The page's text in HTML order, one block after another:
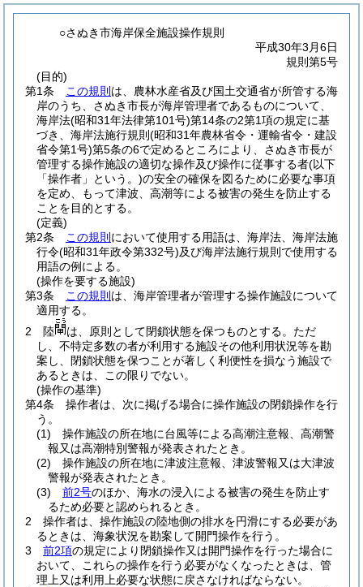
○さぬき市海岸保全施設操作規則
平成30年3月6日
規則第5号
(目的)
第1条
この規則 は、農林水産省及び国土交通省が所管する海
岸のうち、さぬき市長が海岸管理者であるものについて、
海岸法(昭和31年法律第101号)第14条の2第1項の規定に基
づき、海岸法施行規則 (昭和31年農林省令・運輸省令・建設
省令第1号)第5条の6で定めるところにより、さぬき市長が
管理する操作施設の適切な操作及び操作に従事する者(以下
「操作者」という。)の安全の確保を図るために必要な事項
を定め、もって津波、高潮等による被害の発生を防止する
ことを目的とする。
(定義)
第2条
この規則 において使用する用語は、海岸法、海岸法施
行令(昭和31年政令第332号)及び海岸法施行規則で使用する
用語の例による。
(操作を要する施設)
第3条
この規則 は、海岸管理者が管理する操作施設について
適用する。
2
陸 は、原則として閉鎖状態を保つものとする。 ただ
し、不特定多数の者が利用する施設その他利用状況等を勘
案し、閉鎖状態を保つことが著しく利便性を損なう施設で
あるときは、この限りでない。
(操作の基準)
第4条
操作者は、次に掲げる場合に操作施設の閉鎖操作を行
う。
(1)
操作施設の所在地に台風等による高潮注意報、高潮警
報又は高潮特別警報が発表されたとき。
(2)
操作施設の所在地に津波注意報、津波警報又は大津波
警報が発表されたとき。
(3)
前2号のほか、海水の浸入による被害の発生を防止す
るため必要と認められるとき。
2
操作者は、操作施設の陸地側の排水を円滑にする必要があ
るときは、海象状況を勘案して開門操作を行う。
3
前2項の規定により閉鎖操作又は開門操作を行った場合に
おいて、これらの操作を行う必要がなくなったときは、管
理上又は利用上必要な状態に戻さなければならない。